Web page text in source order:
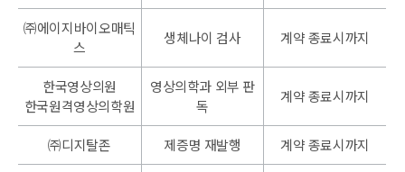
㈜에이지바이오매틱
스
생체나이 검사 계약 종료시까지
한국영상의원
한국원격영상의학원
영상의학과 외부 판
독
계약 종료시까지
㈜디지탈존 제증명 재발행 계약 종료시까지